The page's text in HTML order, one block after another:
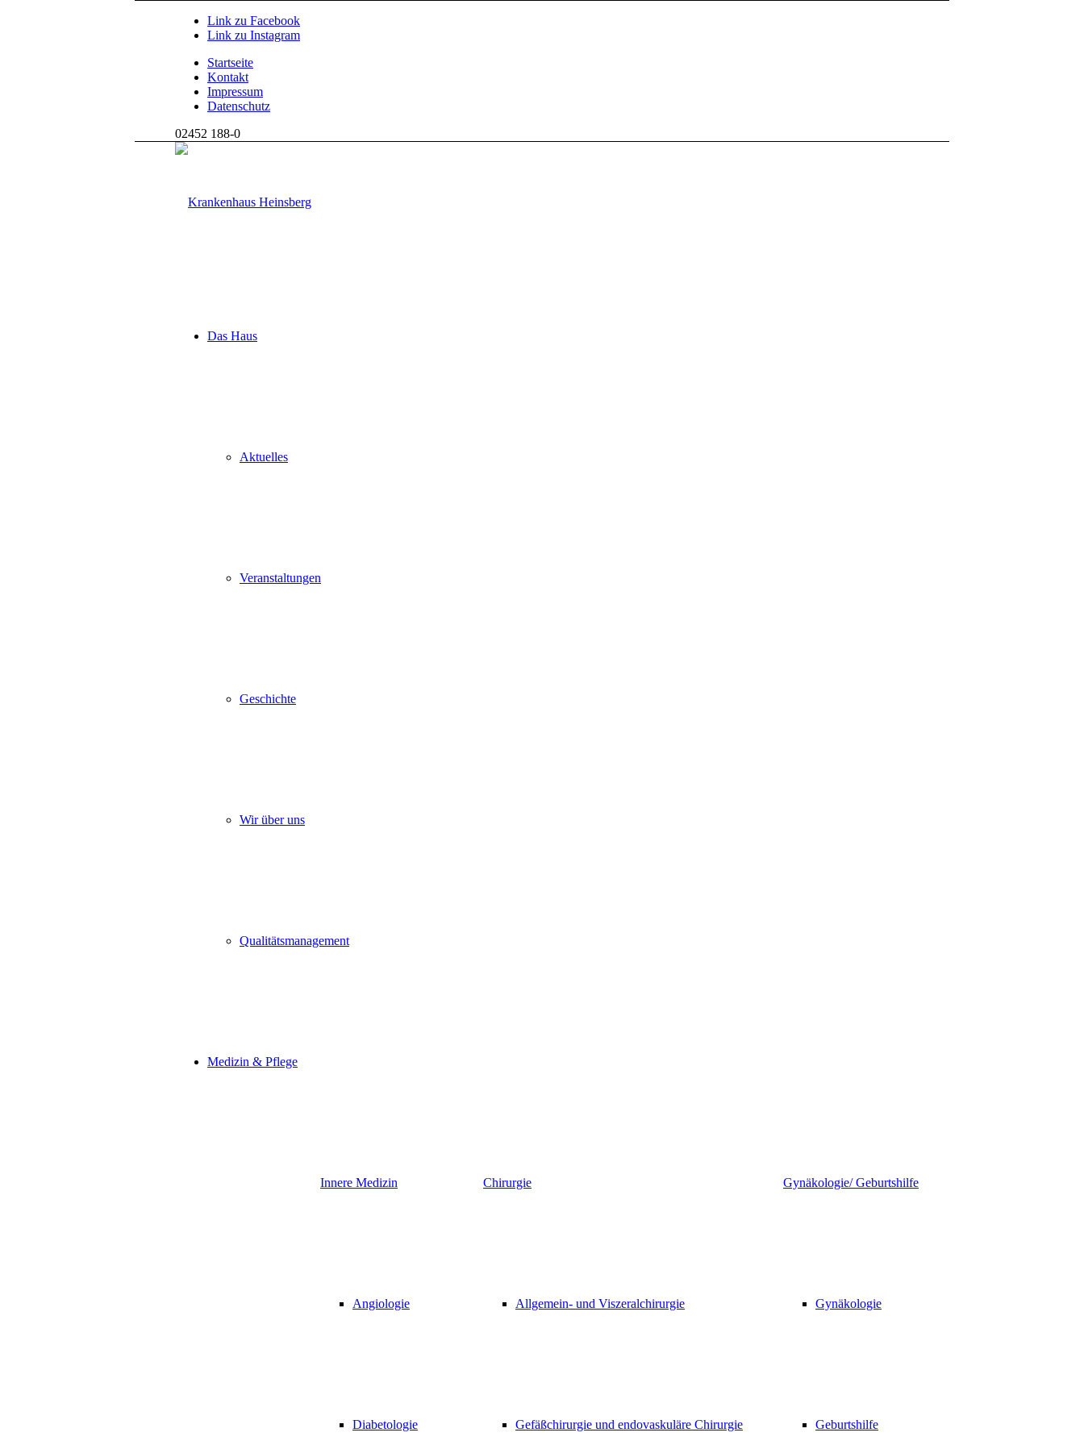
Link zu Facebook
Link zu Instagram
Startseite
Kontakt
Impressum
Datenschutz
02452 188-0
Das Haus
Aktuelles
Veranstaltungen
Geschichte
Wir über uns
Qualitätsmanagement
Medizin & Pflege
Innere Medizin
Angiologie
Diabetologie
Chirurgie
Allgemein- und Viszeralchirurgie
Gefäßchirurgie und endovaskuläre Chirurgie
Gynäkologie/ Geburtshilfe
Gynäkologie
Geburtshilfe